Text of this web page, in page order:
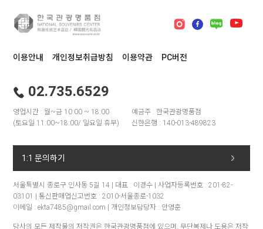
이용안내 개인정보취급방침 이용약관 PC버전
02.735.6529
영업시간 : 월~금 10:00 ~ 18:00
(토요일 11:00~18:00/ 일요일 휴무)
예금주 : 한국관광명품점
신한은행 : 140-013-489823
1:1 문의하기
서울특별시 종로구 인사동 5길 14 | 대표 : 이경수 | 사업자등록번호 : 201-82-
03101 | 통신판매업신고번호 : 2010-서울종로-1032
이메일 : ekta7485@gmail.com | 개인정보담당자 : 안영훈
당사의 모든 제작물의 저작권은 한국관광명품점에 있으며, 무단복제나 도용은 저작